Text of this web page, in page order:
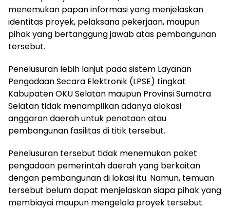
menemukan papan informasi yang menjelaskan
identitas proyek, pelaksana pekerjaan, maupun
pihak yang bertanggung jawab atas pembangunan
tersebut.
Penelusuran lebih lanjut pada sistem Layanan
Pengadaan Secara Elektronik (LPSE) tingkat
Kabupaten OKU Selatan maupun Provinsi Sumatra
Selatan tidak menampilkan adanya alokasi
anggaran daerah untuk penataan atau
pembangunan fasilitas di titik tersebut.
Penelusuran tersebut tidak menemukan paket
pengadaan pemerintah daerah yang berkaitan
dengan pembangunan di lokasi itu. Namun, temuan
tersebut belum dapat menjelaskan siapa pihak yang
membiayai maupun mengelola proyek tersebut.